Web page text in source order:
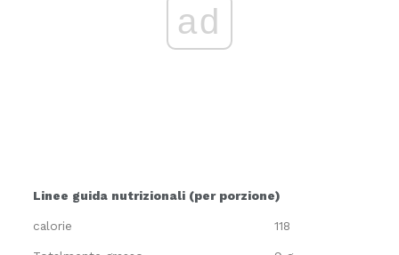
ad
Linee guida nutrizionali (per porzione)
calorie 118